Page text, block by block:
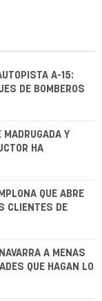
A-15:
DE BOMBEROS
Y
HA
QUE ABRE
CLIENTES DE
A MENAS
QUE HAGAN LO